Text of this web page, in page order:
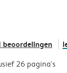
beoordelingen
26 pagina's